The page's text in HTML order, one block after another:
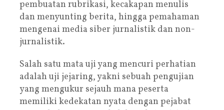
pembuatan rubrikasi, kecakapan menulis
dan menyunting berita, hingga pemahaman
mengenai media siber jurnalistik dan non-
jurnalistik.
Salah satu mata uji yang mencuri perhatian
adalah uji jejaring, yakni sebuah pengujian
yang mengukur sejauh mana peserta
memiliki kedekatan nyata dengan pejabat